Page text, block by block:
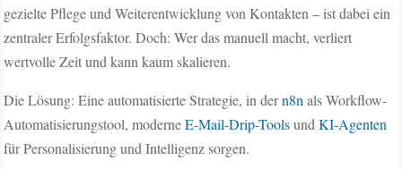
gezielte Pflege und Weiterentwicklung von Kontakten – ist dabei ein
zentraler Erfolgsfaktor. Doch: Wer das manuell macht, verliert
wertvolle Zeit und kann kaum skalieren.
Die Lösung: Eine automatisierte Strategie, in dern8n als Workflow-
Automatisierungstool, moderneE-Mail-Drip-ToolsundKI-Agenten
für Personalisierung und Intelligenz sorgen.